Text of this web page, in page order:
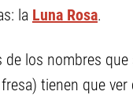
la Luna Rosa.
de los nombres que
tienen que